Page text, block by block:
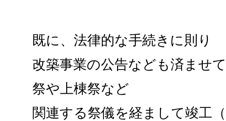
既に、法律的な手続きに則り
改築事業の公告なども済ませ
祭や上棟祭など
関連する祭儀を経まして竣工